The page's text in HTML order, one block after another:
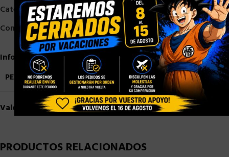
Categorías:Bandai,Figure - Rise, Mechanics
Compartir:
Información adicional
PESO
1,5 kg
Valoraciones (0)
PRODUCTOS RELACIONADOS